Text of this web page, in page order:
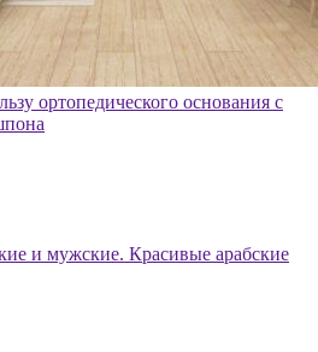
ортопедического основания с
и мужские. Красивые арабские